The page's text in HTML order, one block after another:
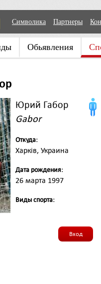
Символика Партнеры
Обьявления
Юрий Габор
Gabor
Откуда:
Харків, Украина
Дата рождения:
26 марта 1997
Виды спорта:
Вход